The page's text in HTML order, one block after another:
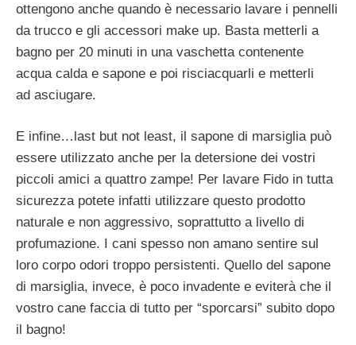
ottengono anche quando è necessario lavare i pennelli
da trucco e gli accessori make up. Basta metterli a
bagno per 20 minuti in una vaschetta contenente
acqua calda e sapone e poi risciacquarli e metterli
ad asciugare.
E infine…last but not least, il sapone di marsiglia può
essere utilizzato anche per la detersione dei vostri
piccoli amici a quattro zampe! Per lavare Fido in tutta
sicurezza potete infatti utilizzare questo prodotto
naturale e non aggressivo, soprattutto a livello di
profumazione. I cani spesso non amano sentire sul
loro corpo odori troppo persistenti. Quello del sapone
di marsiglia, invece, è poco invadente e eviterà che il
vostro cane faccia di tutto per “sporcarsi” subito dopo
il bagno!